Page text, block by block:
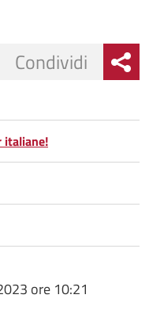
Facebook
Condividi
su
Twitter
Condividi
su
Google
Plus
Condividi
su
Whatsapp
Condividi
italiane!
ore 10:21